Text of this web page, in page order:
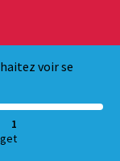
voir se
1